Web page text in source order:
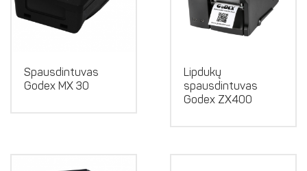
Spausdintuvas
Godex MX 30
Lipdukų
spausdintuvas
Godex ZX400